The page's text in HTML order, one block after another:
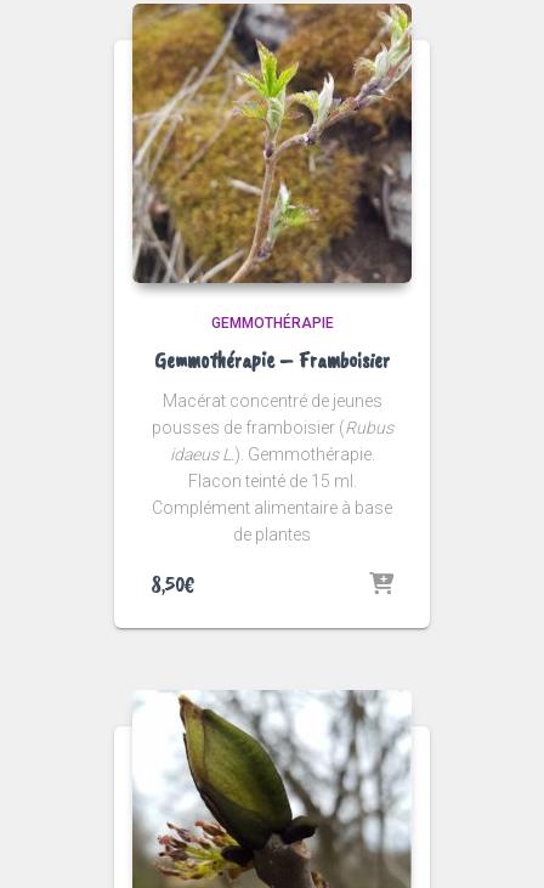
GEMMOTHÉRAPIE
Gemmothérapie – Framboisier
Macérat concentré de jeunes
pousses de framboisier (Rubus
idaeus L. ). Gemmothérapie.
Flacon teinté de 15 ml.
Complément alimentaire à base
de plantes
8,50€